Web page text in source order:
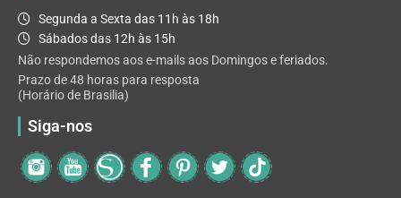
Segunda a Sexta das 11h às 18h
Sábados das 12h às 15h
Não respondemos aos e-mails aos Domingos e feriados.
Prazo de 48 horas para resposta
(Horário de Brasilia)
Siga-nos